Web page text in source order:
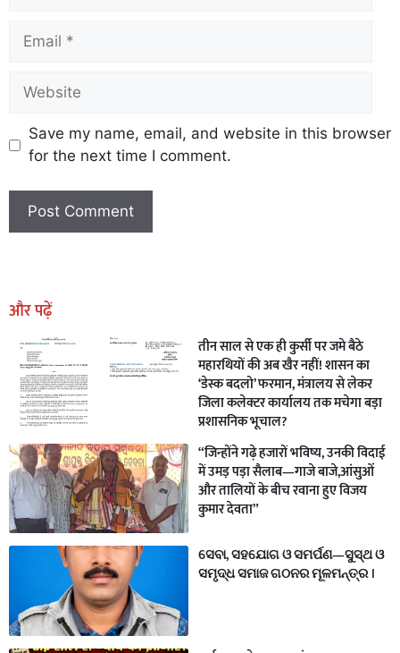
Save my name, email, and website in this browser
for the next time I comment.
और पढ़ें
तीन साल से एक ही कुर्सी पर जमे बैठे
महारथियों की अब खैर नहीं! शासन का
‘डेस्क बदलो’ फरमान, मंत्रालय से लेकर
जिला कलेक्टर कार्यालय तक मचेगा बड़ा
प्रशासनिक भूचाल?
“जिन्होंने गढ़े हजारों भविष्य, उनकी विदाई
में उमड़ पड़ा सैलाब—गाजे बाजे,आंसुओं
और तालियों के बीच रवाना हुए विजय
कुमार देवता”
ସେବା, ସହଯୋଗ ଓ ସମର୍ପଣ—ସୁସ୍ଥ ଓ
ସମୃଦ୍ଧ ସମାଜ ଗଠନର ମୂଳମନ୍ତ୍ର ।